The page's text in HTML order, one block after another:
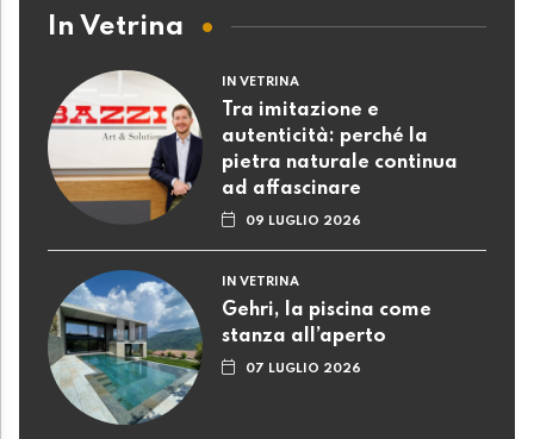
In Vetrina
IN VETRINA
Tra imitazione e
autenticità: perché la
pietra naturale continua
ad affascinare
09 LUGLIO 2026
IN VETRINA
Gehri, la piscina come
stanza all’aperto
07 LUGLIO 2026